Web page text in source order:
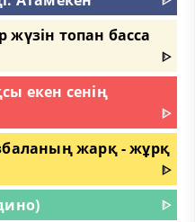
топан басса
ᐈ
екен сенің
ᐈ
жарқ - жұрқ
ᐈ
ᐈ